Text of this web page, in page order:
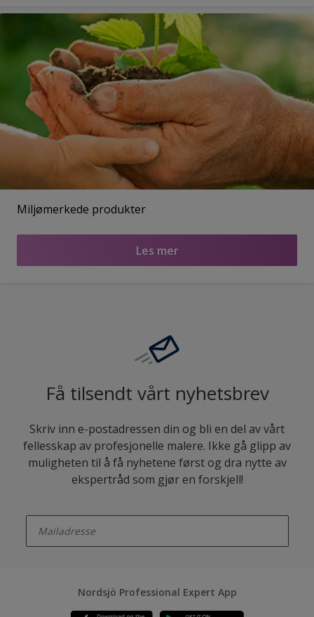
Miljømerkede produkter
Les mer
Få tilsendt vårt nyhetsbrev
Skriv inn e-postadressen din og bli en del av vårt
fellesskap av profesjonelle malere. Ikke gå glipp av
muligheten til å få nyhetene først og dra nytte av
ekspertråd som gjør en forskjell!
Nordsjö Professional Expert App